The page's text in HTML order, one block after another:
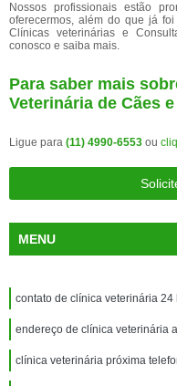
Nossos profissionais estão
oferecermos, além do que já
Clínicas veterinárias e
conosco e saiba mais.
Para saber mais
Veterinária de Cães
Ligue para (11) 4990-6553 ou
MENU
contato de clínica veterinária
endereço de clínica veterinária
clínica veterinária próxima